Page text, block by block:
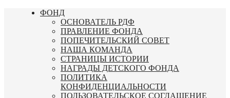
Перейти
ФОНД
ОСНОВАТЕЛЬ РДФ
ПРАВЛЕНИЕ ФОНДА
ПОПЕЧИТЕЛЬСКИЙ СОВЕТ
НАША КОМАНДА
СТРАНИЦЫ ИСТОРИИ
НАГРАДЫ ДЕТСКОГО ФОНДА
ПОЛИТИКА
КОНФИДЕНЦИАЛЬНОСТИ
ПОЛЬЗОВАТЕЛЬСКОЕ СОГЛАШЕНИЕ